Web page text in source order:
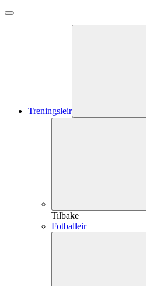
Treningsleir
Tilbake
Fotballeir